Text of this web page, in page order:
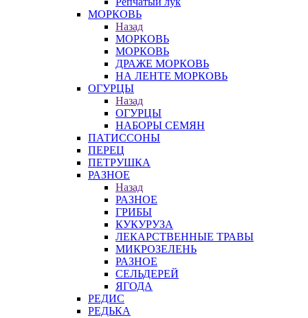
МОРКОВЬ
Назад
МОРКОВЬ
МОРКОВЬ
ДРАЖЕ МОРКОВЬ
НА ЛЕНТЕ МОРКОВЬ
ОГУРЦЫ
Назад
ОГУРЦЫ
НАБОРЫ СЕМЯН
ПАТИССОНЫ
ПЕРЕЦ
ПЕТРУШКА
РАЗНОЕ
Назад
РАЗНОЕ
ГРИБЫ
КУКУРУЗА
ЛЕКАРСТВЕННЫЕ ТРАВЫ
МИКРОЗЕЛЕНЬ
РАЗНОЕ
СЕЛЬДЕРЕЙ
ЯГОДА
РЕДИС
РЕДЬКА